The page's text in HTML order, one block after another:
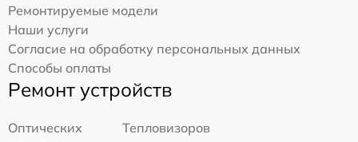
Ремонтируемые модели
Наши услуги
Согласие на обработку персональных данных
Способы оплаты
Ремонт устройств
Оптических
Тепловизоров